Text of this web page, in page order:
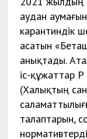
аудан
карантиндік
асатын
анықтады.
іс-құжаттар
(Халықтың
талаптарын,